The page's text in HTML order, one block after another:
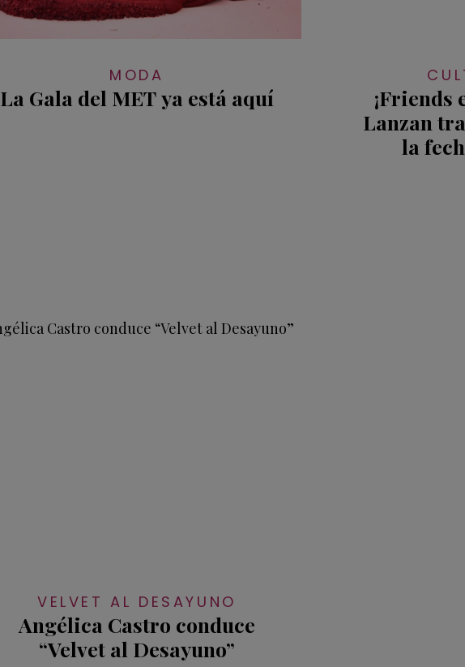
MODA
La Gala del MET ya está aquí
¡Friends
Lanzan
la
VELVET AL DESAYUNO
Angélica Castro conduce
“Velvet al Desayuno”